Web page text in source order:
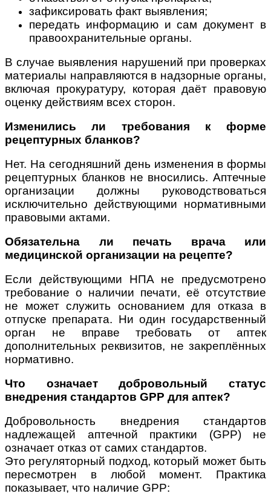
зафиксировать факт выявления;
передать информацию и сам документ в
правоохранительные органы.
В случае выявления нарушений при проверках
материалы направляются в надзорные органы,
включая прокуратуру, которая даёт правовую
оценку действиям всех сторон.
Изменились ли требования к форме
рецептурных бланков?
Нет. На сегодняшний день изменения в формы
рецептурных бланков не вносились. Аптечные
организации должны руководствоваться
исключительно действующими нормативными
правовыми актами.
Обязательна ли печать врача или
медицинской организации на рецепте?
Если действующими НПА не предусмотрено
требование о наличии печати, её отсутствие
не может служить основанием для отказа в
отпуске препарата. Ни один государственный
орган не вправе требовать от аптек
дополнительных реквизитов, не закреплённых
нормативно.
Что означает добровольный статус
внедрения стандартов GPP для аптек?
Добровольность внедрения стандартов
надлежащей аптечной практики (GPP) не
означает отказ от самих стандартов.
Это регуляторный подход, который может быть
пересмотрен в любой момент. Практика
показывает, что наличие GPP: